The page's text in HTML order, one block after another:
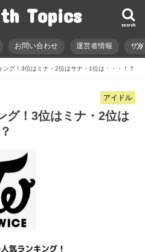
Topics search
お問い合わせ 運営者情報 サ
ング！3位はミナ・2位はサナ・1位は・・・！？
アイドル
グ！3位はミナ・2位は